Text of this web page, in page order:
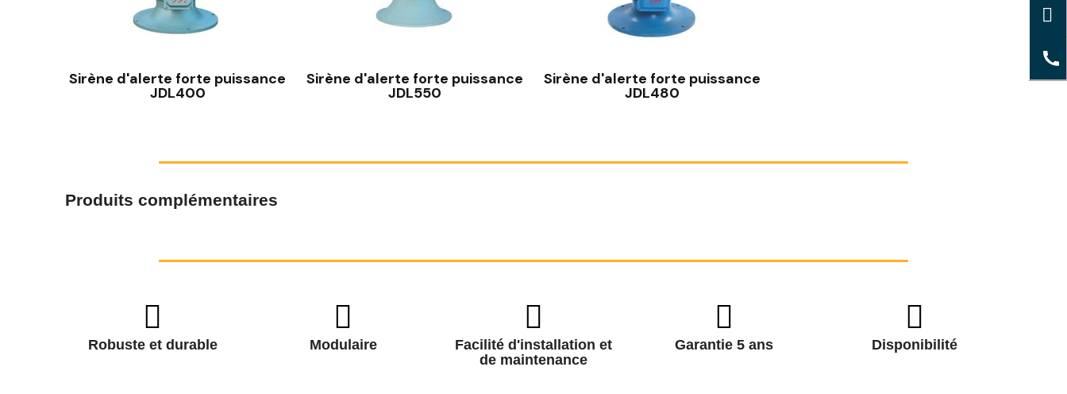
Sirène d'alerte forte puissance
JDL400
Sirène d'alerte forte puissance
JDL550
Sirène d'alerte forte puissance
JDL480
Produits complémentaires
Robuste et durable Modulaire
Facilité d'installation et
de maintenance
Garantie 5 ans Disponibilité